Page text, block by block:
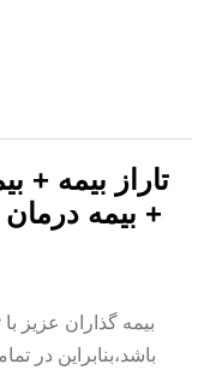
تاراز بیمه +
+ بیمه
بیمه گذاران عزیز با
باشد،بنابراین در